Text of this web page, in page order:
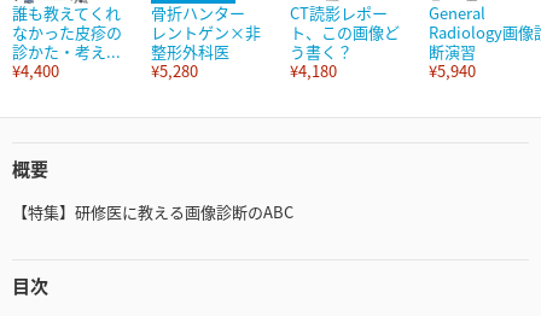
誰も教えてくれ
なかった皮疹の
診かた・考え...
¥4,400
骨折ハンター
レントゲン×非
整形外科医
¥5,280
CT読影レポー
ト、この画像ど
う書く？
¥4,180
General
Radiology画像
断演習
¥5,940
概要
【特集】研修医に教える画像診断のABC
目次